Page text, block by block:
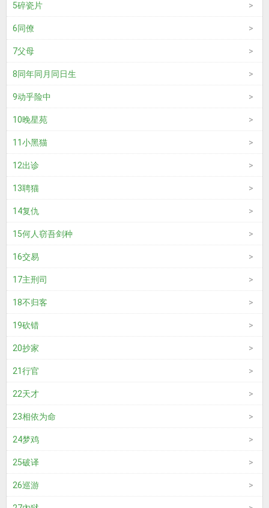
5碎瓷片
6同僚
7父母
8同年同月同日生
9动乎险中
10晚星苑
11小黑猫
12出诊
13聘猫
14复仇
15何人窃吾剑种
16交易
17主刑司
18不归客
19砍错
20抄家
21行官
22天才
23相依为命
24梦鸡
25破译
26巡游